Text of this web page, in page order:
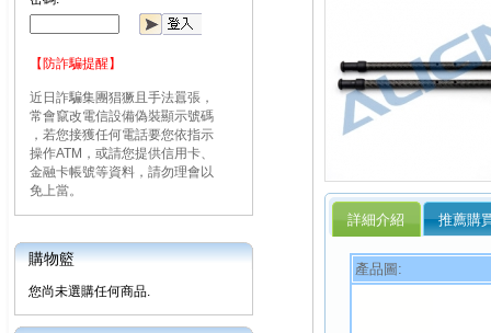
【防詐騙提醒】
近日詐騙集團猖獗且手法囂張，
常會竄改電信設備偽裝顯示號碼
，若您接獲任何電話要您依指示
操作ATM，或請您提供信用卡、
金融卡帳號等資料，請勿理會以
免上當。
購物籃
您尚未選購任何商品.
詳細介紹 推薦購
產品圖: